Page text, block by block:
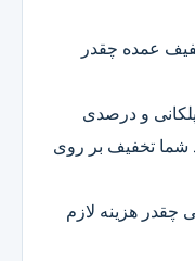
عمده چقدر
و درصدی
شما تخفیف بر روی
چقدر هزینه لازم